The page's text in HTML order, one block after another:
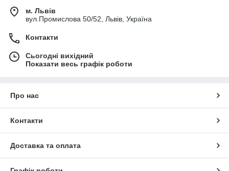
газові моделі
⚡ ДЕ ВИКОРИСТОВУЮТЬСЯ
ресторани
готелі
фудкорти
виробничі кухні
🔧 ЯК ПРАВИЛЬНО ОБРАТИ
При виборі важливо враховувати:
м. Львів
вул.Промислова 50/52, Львів, Україна
Контакти
Сьогодні вихідний
Показати весь графік роботи
Про нас
Контакти
Доставка та оплата